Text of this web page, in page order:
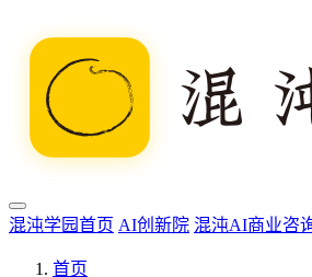
混沌学园首页 AI创新院 混沌AI商业咨
首页